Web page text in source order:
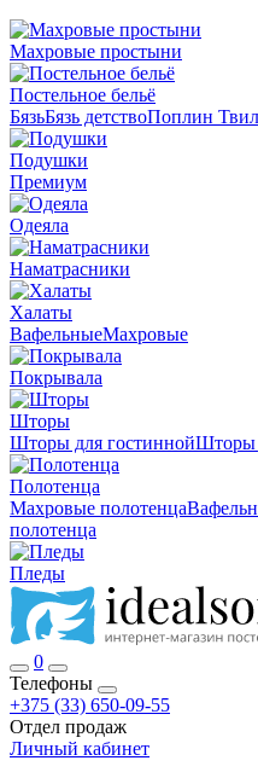
Махровые простыни
Постельное бельё
БязьБязь детствоПоплин
Подушки
Премиум
Одеяла
Наматрасники
Халаты
ВафельныеМахровые
Покрывала
Шторы
Шторы для гостиннойШторы
Полотенца
Махровые полотенца
полотенца
Пледы
0
Телефоны
+375 (33) 650-09-55
Отдел продаж
Личный кабинет